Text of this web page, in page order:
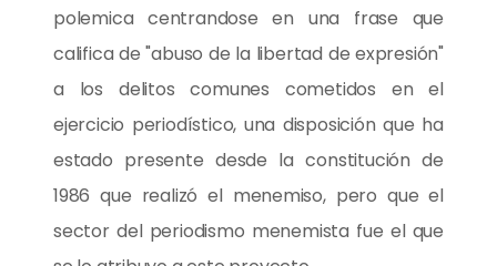
polemica centrandose en una frase que
califica de "abuso de la libertad de expresión"
a los delitos comunes cometidos en el
ejercicio periodístico, una disposición que ha
estado presente desde la constitución de
1986 que realizó el menemiso, pero que el
sector del periodismo menemista fue el que